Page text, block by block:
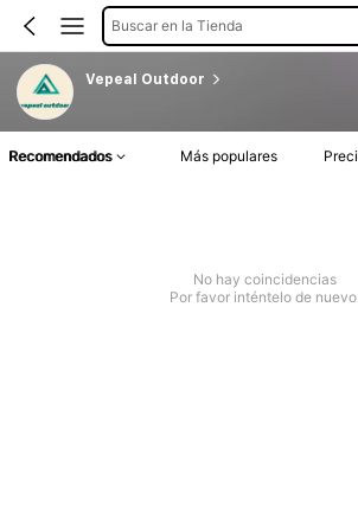
Buscar en la Tienda
Vepeal Outdoor
Recomendados Más populares
No hay coincidencias
Por favor inténtelo de